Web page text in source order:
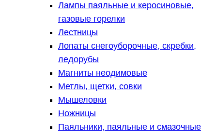
Лампы паяльные и керосиновые,
газовые горелки
Лестницы
Лопаты снегоуборочные, скребки,
ледорубы
Магниты неодимовые
Метлы, щетки, совки
Мышеловки
Ножницы
Паяльники, паяльные и смазочные